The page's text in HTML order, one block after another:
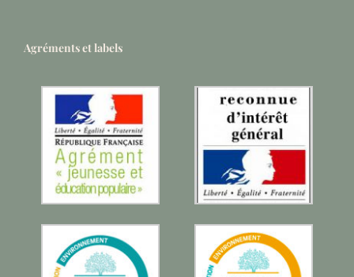
Agréments et labels